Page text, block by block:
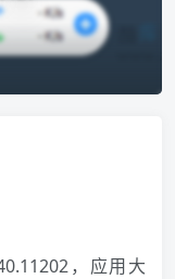
，应用大